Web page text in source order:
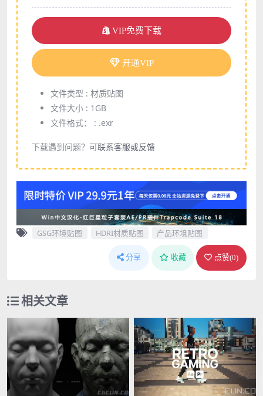
VIP免费下载
开通VIP
文件类型 : 材质贴图
文件大小 : 1GB
文件格式： : .exr
下载遇到问题？可联系客服或反馈
GSG环境贴图 HDRI材质贴图 产品环境贴图
分享 收藏 点赞(0)
相关文章